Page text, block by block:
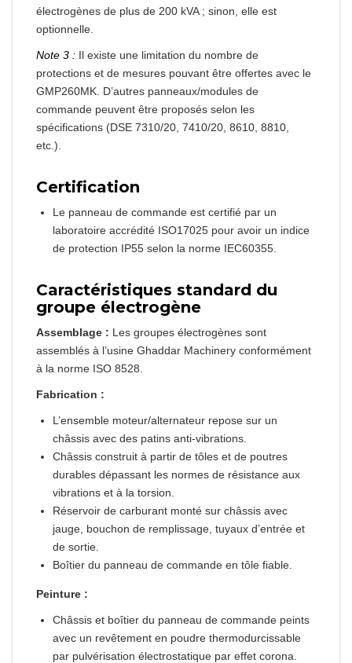
électrogènes de plus de 200 kVA ; sinon, elle est
optionnelle.
Note 3 : Il existe une limitation du nombre de
protections et de mesures pouvant être offertes avec le
GMP260MK. D’autres panneaux/modules de
commande peuvent être proposés selon les
spécifications (DSE 7310/20, 7410/20, 8610, 8810,
etc.).
Certification
Le panneau de commande est certifié par un
laboratoire accrédité ISO17025 pour avoir un indice
de protection IP55 selon la norme IEC60355.
Caractéristiques standard du
groupe électrogène
Assemblage : Les groupes électrogènes sont
assemblés à l’usine Ghaddar Machinery conformément
à la norme ISO 8528.
Fabrication :
L’ensemble moteur/alternateur repose sur un
châssis avec des patins anti-vibrations.
Châssis construit à partir de tôles et de poutres
durables dépassant les normes de résistance aux
vibrations et à la torsion.
Réservoir de carburant monté sur châssis avec
jauge, bouchon de remplissage, tuyaux d’entrée et
de sortie.
Boîtier du panneau de commande en tôle fiable.
Peinture :
Châssis et boîtier du panneau de commande peints
avec un revêtement en poudre thermodurcissable
par pulvérisation électrostatique par effet corona.